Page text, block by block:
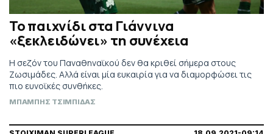
Το παιχνίδι στα Γιάννινα
«ξεκλειδώνει» τη συνέχεια
Η σεζόν του Παναθηναϊκού δεν θα κριθεί σήμερα στους
Ζωσιμάδες. Αλλά είναι μία ευκαιρία για να διαμορφώσει τις
πιο ευνοϊκές συνθήκες.
ΜΠΑΜΠΗΣ ΤΣΙΜΠΙΔΑΣ